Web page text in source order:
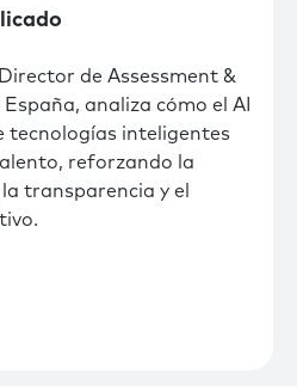
de Assessment &
analiza cómo el AI
tecnologías inteligentes
reforzando la
transparencia y el